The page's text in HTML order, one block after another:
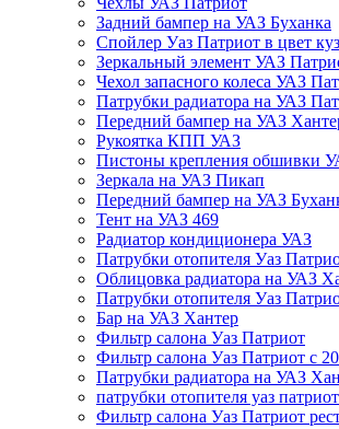
Задний бампер на УАЗ Буханка
Спойлер Уаз Патриот в цвет
Зеркальный элемент УАЗ
Чехол запасного колеса УАЗ
Патрубки радиатора на УАЗ
Передний бампер на УАЗ
Рукоятка КПП УАЗ
Пистоны крепления обшивки
Зеркала на УАЗ Пикап
Передний бампер на УАЗ
Тент на УАЗ 469
Радиатор кондиционера УАЗ
Патрубки отопителя Уаз
Облицовка радиатора на УАЗ
Патрубки отопителя Уаз
Бар на УАЗ Хантер
Фильтр салона Уаз Патриот
Фильтр салона Уаз Патриот с
Патрубки радиатора на УАЗ
патрубки отопителя уаз
Фильтр салона Уаз Патриот